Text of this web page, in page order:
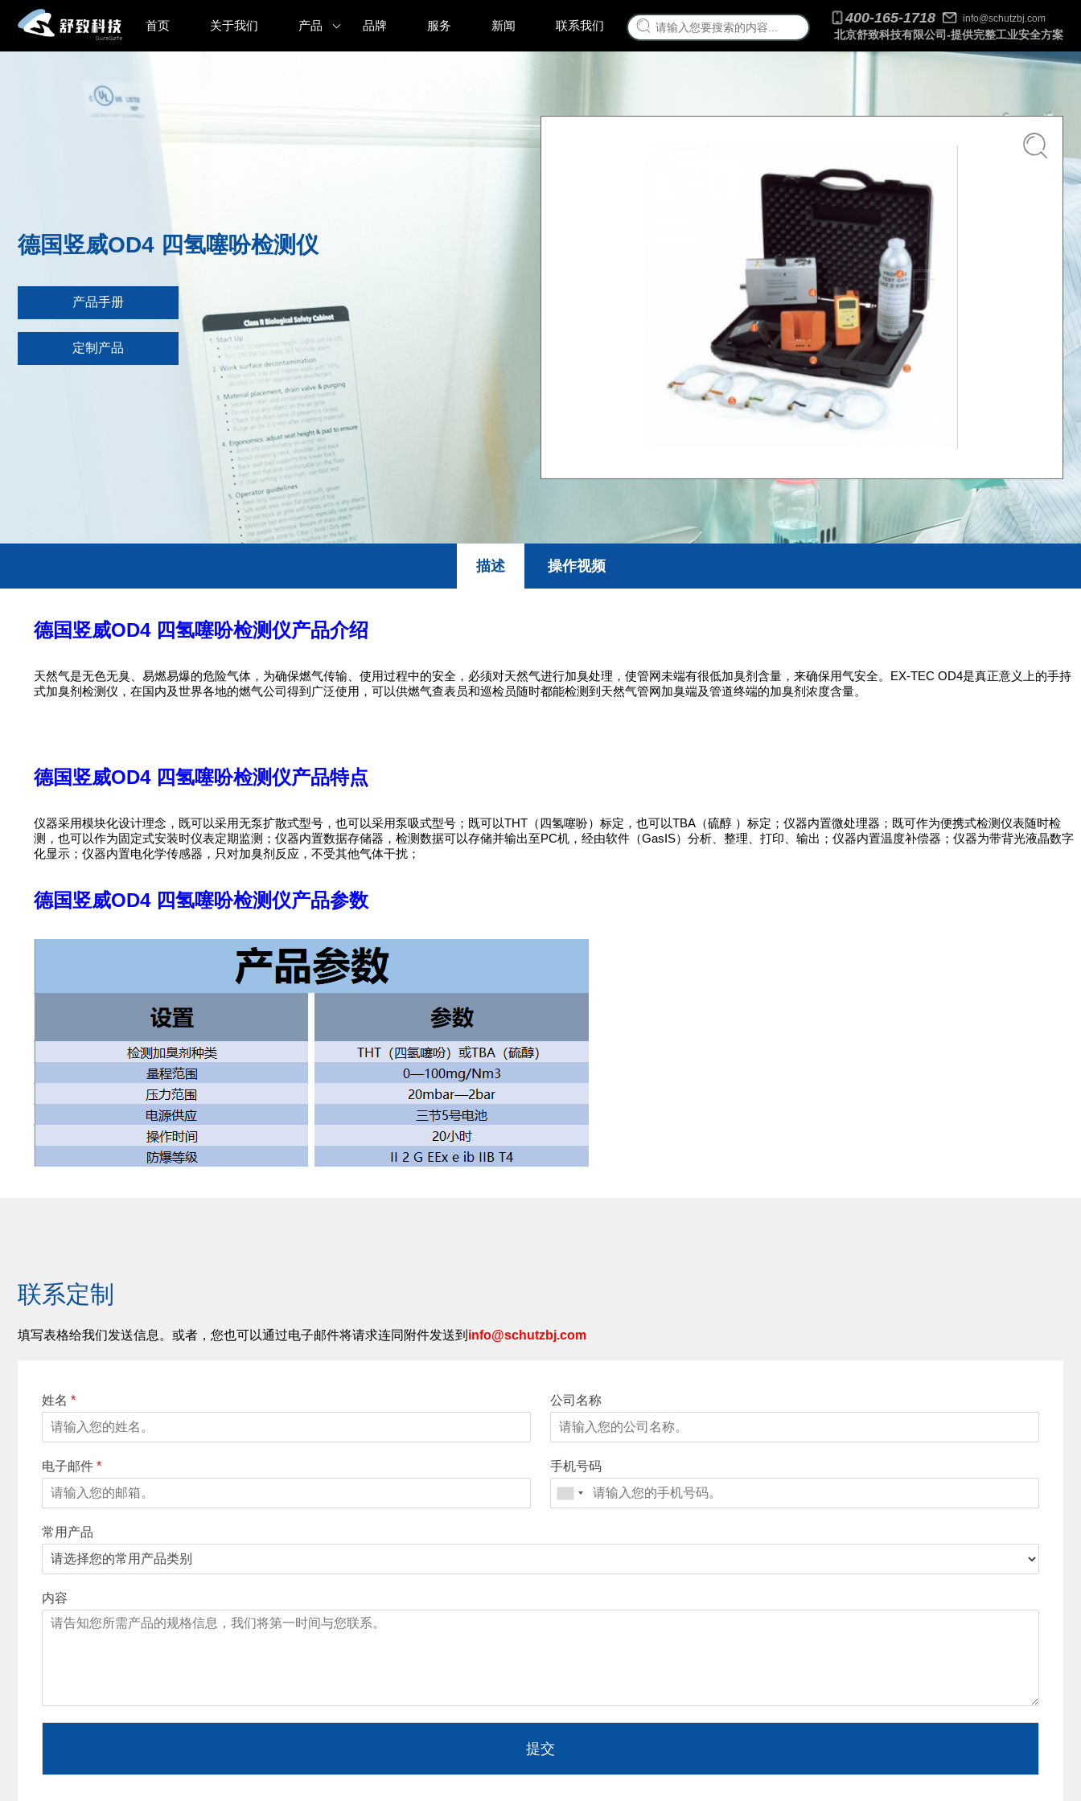
首页 关于我们 产品 品牌 服务 新闻 联系我们 400-165-1718 info@schutzbj.com
北京舒致科技有限公司-提供完整工业安全方案
德国竖威OD4 四氢噻吩检测仪
产品手册
定制产品
描述 操作视频
德国竖威OD4 四氢噻吩检测仪产品介绍
天然气是无色无臭、易燃易爆的危险气体，为确保燃气传输、使用过程中的安全，必须对天然气进行加臭处理，使管网未端有很低加臭剂含量，来确保用气安全。EX-TEC OD4是真正意义上的手持
式加臭剂检测仪，在国内及世界各地的燃气公司得到广泛使用，可以供燃气查表员和巡检员随时都能检测到天然气管网加臭端及管道终端的加臭剂浓度含量。
德国竖威OD4 四氢噻吩检测仪产品特点
仪器采用模块化设计理念，既可以采用无泵扩散式型号，也可以采用泵吸式型号；既可以THT（四氢噻吩）标定，也可以TBA（硫醇 ）标定；仪器内置微处理器；既可作为便携式检测仪表随时检
测，也可以作为固定式安装时仪表定期监测；仪器内置数据存储器，检测数据可以存储并输出至PC机，经由软件（GasIS）分析、整理、打印、输出；仪器内置温度补偿器；仪器为带背光液晶数字
化显示；仪器内置电化学传感器，只对加臭剂反应，不受其他气体干扰；
德国竖威OD4 四氢噻吩检测仪产品参数
联系定制
填写表格给我们发送信息。或者，您也可以通过电子邮件将请求连同附件发送到 info@schutzbj.com
姓名 * 公司名称
电子邮件 * 手机号码
常用产品
内容
提交